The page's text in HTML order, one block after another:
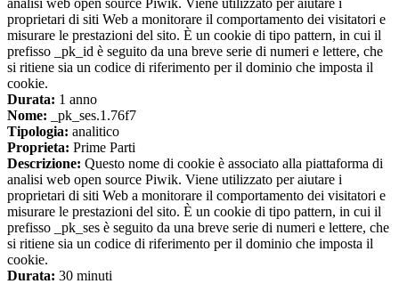
analisi web open source Piwik. Viene utilizzato per aiutare i
proprietari di siti Web a monitorare il comportamento dei visitatori e
misurare le prestazioni del sito. È un cookie di tipo pattern, in cui il
prefisso _pk_id è seguito da una breve serie di numeri e lettere, che
si ritiene sia un codice di riferimento per il dominio che imposta il
cookie.
Durata: 1 anno
Nome: _pk_ses.1.76f7
Tipologia: analitico
Proprieta: Prime Parti
Descrizione: Questo nome di cookie è associato alla piattaforma di
analisi web open source Piwik. Viene utilizzato per aiutare i
proprietari di siti Web a monitorare il comportamento dei visitatori e
misurare le prestazioni del sito. È un cookie di tipo pattern, in cui il
prefisso _pk_ses è seguito da una breve serie di numeri e lettere, che
si ritiene sia un codice di riferimento per il dominio che imposta il
cookie.
Durata: 30 minuti